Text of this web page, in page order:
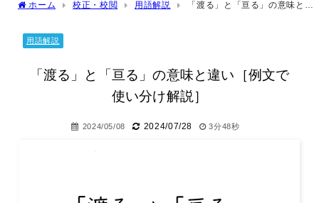
ホーム 校正・校閲 用語解説
「渡る」と「亘る」の意味と違
用語解説
「渡る」と「亘る」の意味と違い［例文で
使い分け解説］
2024/05/08 2024/07/28 3分48秒